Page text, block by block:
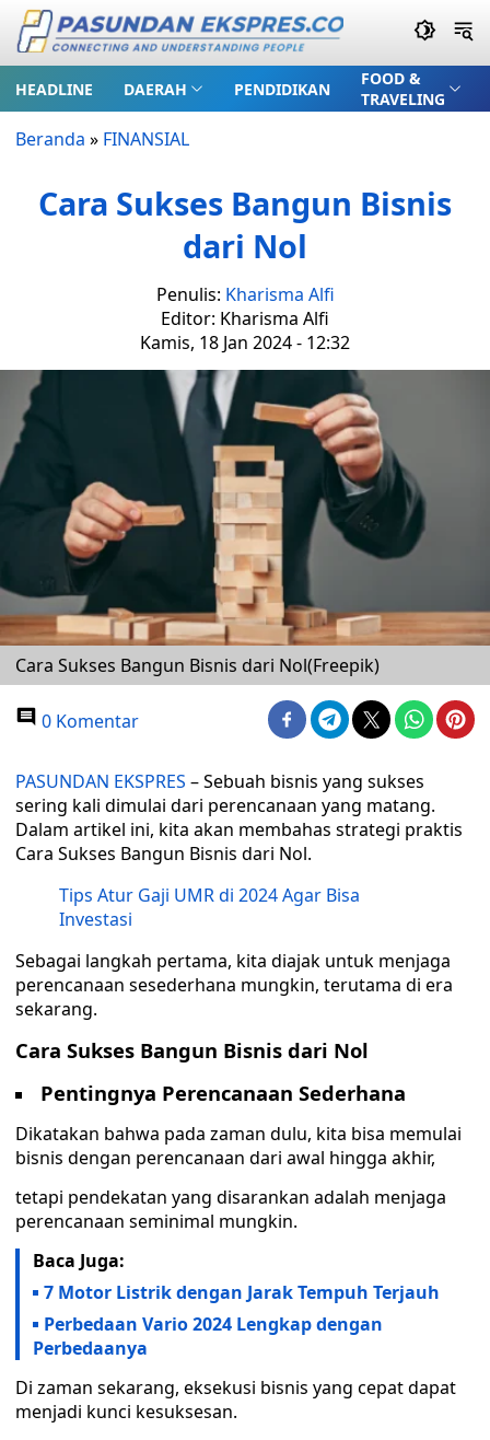
HEADLINE DAERAH PENDIDIKAN
FOOD &
TRAVELING
Beranda » FINANSIAL
Cara Sukses Bangun Bisnis
dari Nol
Penulis: Kharisma Alfi
Editor: Kharisma Alfi
Kamis, 18 Jan 2024 - 12:32
Cara Sukses Bangun Bisnis dari Nol(Freepik)
0 Komentar
PASUNDAN EKSPRES – Sebuah bisnis yang sukses
sering kali dimulai dari perencanaan yang matang.
Dalam artikel ini, kita akan membahas strategi praktis
Cara Sukses Bangun Bisnis dari Nol.
Tips Atur Gaji UMR di 2024 Agar Bisa
Investasi
Sebagai langkah pertama, kita diajak untuk menjaga
perencanaan sesederhana mungkin, terutama di era
sekarang.
Cara Sukses Bangun Bisnis dari Nol
Pentingnya Perencanaan Sederhana
Dikatakan bahwa pada zaman dulu, kita bisa memulai
bisnis dengan perencanaan dari awal hingga akhir,
tetapi pendekatan yang disarankan adalah menjaga
perencanaan seminimal mungkin.
Baca Juga:
7 Motor Listrik dengan Jarak Tempuh Terjauh
Perbedaan Vario 2024 Lengkap dengan
Perbedaanya
Di zaman sekarang, eksekusi bisnis yang cepat dapat
menjadi kunci kesuksesan.